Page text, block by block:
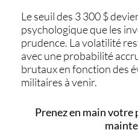
Le seuil des 3 300 $
psychologique que les
prudence. La volatilité
avec une probabilité
brutaux en fonction des
militaires à venir.
Prenez en main